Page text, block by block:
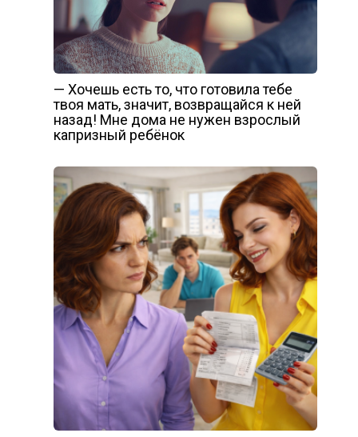
— Хочешь есть то, что готовила тебе
твоя мать, значит, возвращайся к ней
назад! Мне дома не нужен взрослый
капризный ребёнок